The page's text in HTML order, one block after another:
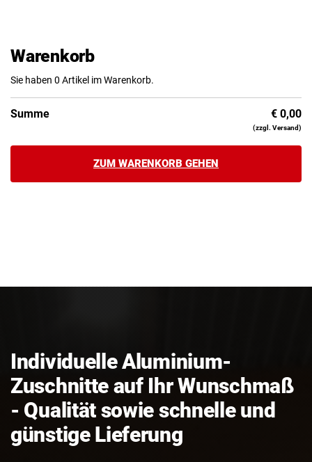
Warenkorb
Sie haben 0 Artikel im Warenkorb.
Summe € 0,00
(zzgl. Versand)
ZUM WARENKORB GEHEN
Individuelle Aluminium-
Zuschnitte auf Ihr Wunschmaß
- Qualität sowie schnelle und
günstige Lieferung